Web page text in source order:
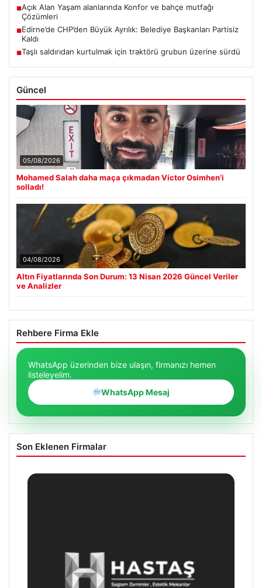
■Açık Alan Yaşam alanlarında Konfor ve bahçe mutfağı
Çözümleri
■Edirne’de CHP’den Büyük Ayrılık: Belediye Başkanları Partisiz
Kaldı
■Taşlı saldırıdan kurtulmak için traktörü grubun üzerine sürdü
Güncel
05/08/2026
Mohamed Salah daha maça çıkmadan Victor Osimhen’i
solladı!
04/08/2026
Altın Fiyatlarında Son Durum: 13 Nisan 2026 Güncel Veriler
ve Analizler
Rehbere Firma Ekle
WhatsApp üzerinden bize ulaşın, firmanızı hemen
listeleyelim.
WhatsApp Mesaj
Son Eklenen Firmalar